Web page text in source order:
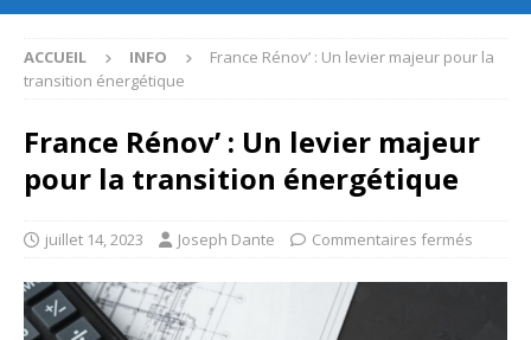
ACCUEIL INFO
France Rénov’ : Un levier majeur pour la
transition énergétique
France Rénov’ : Un levier majeur
pour la transition énergétique
juillet 14, 2023 Joseph Dante Commentaires fermés